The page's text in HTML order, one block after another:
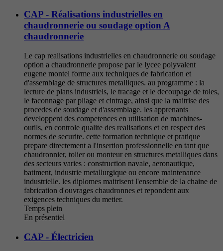
CAP - Réalisations industrielles en
chaudronnerie ou soudage option A
chaudronnerie
Le cap realisations industrielles en chaudronnerie ou soudage
option a chaudronnerie propose par le lycee polyvalent
eugene montel forme aux techniques de fabrication et
d'assemblage de structures metalliques. au programme : la
lecture de plans industriels, le tracage et le decoupage de toles,
le faconnage par pliage et cintrage, ainsi que la maitrise des
procedes de soudage et d'assemblage. les apprenants
developpent des competences en utilisation de machines-
outils, en controle qualite des realisations et en respect des
normes de securite. cette formation technique et pratique
prepare directement a l'insertion professionnelle en tant que
chaudronnier, tolier ou monteur en structures metalliques dans
des secteurs varies : construction navale, aeronautique,
batiment, industrie metallurgique ou encore maintenance
industrielle. les diplomes maitrisent l'ensemble de la chaine de
fabrication d'ouvrages chaudronnes et repondent aux
exigences techniques du metier.
Temps plein
En présentiel
CAP - Électricien